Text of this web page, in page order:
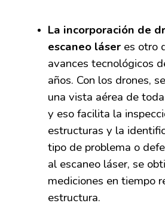
La incorporación de
escaneo láser es otro
avances tecnológicos
años. Con los drones,
una vista aérea de
y eso facilita la
estructuras y la
tipo de problema o
al escaneo láser, se
mediciones en tiempo
estructura.